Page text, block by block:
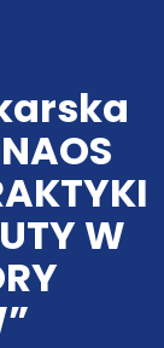
W